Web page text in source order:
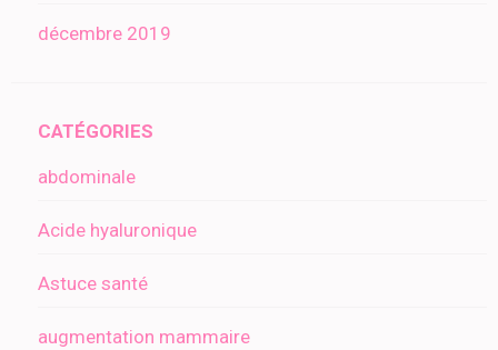
décembre 2019
CATÉGORIES
abdominale
Acide hyaluronique
Astuce santé
augmentation mammaire